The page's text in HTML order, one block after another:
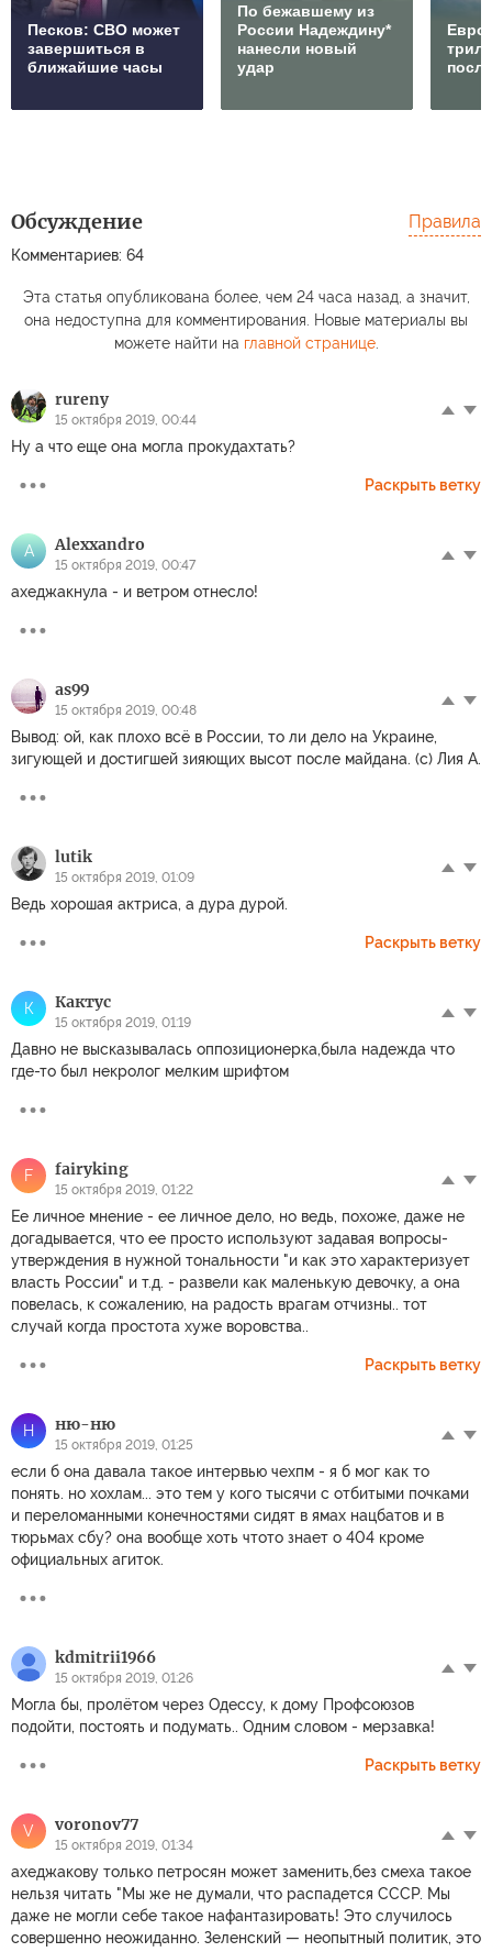
Песков: СВО может
завершиться в
ближайшие часы
По бежавшему из
России Надеждину*
нанесли новый
удар
Обсуждение
Комментариев: 64
Правила
Эта статья опубликована более, чем 24 часа назад, а значит,
она недоступна для комментирования. Новые материалы вы
можете найти на главной странице.
rureny
15 октября 2019, 00:44
Ну а что еще она могла прокудахтать?
Раскрыть ветку
A Alexxandro
15 октября 2019, 00:47
ахеджакнула - и ветром отнесло!
as99
15 октября 2019, 00:48
Вывод: ой, как плохо всё в России, то ли дело на Украине,
зигующей и достигшей зияющих высот после майдана. (с) Лия А.
lutik
15 октября 2019, 01:09
Ведь хорошая актриса, а дура дурой.
Раскрыть ветку
К Кактус
15 октября 2019, 01:19
Давно не высказывалась оппозиционерка,была надежда что
где-то был некролог мелким шрифтом
F fairyking
15 октября 2019, 01:22
Ее личное мнение - ее личное дело, но ведь, похоже, даже не
догадывается, что ее просто используют задавая вопросы-
утверждения в нужной тональности "и как это характеризует
власть России" и т.д. - развели как маленькую девочку, а она
повелась, к сожалению, на радость врагам отчизны.. тот
случай когда простота хуже воровства..
Раскрыть ветку
Н ню-ню
15 октября 2019, 01:25
если б она давала такое интервью чехпм - я б мог как то
понять. но хохлам... это тем у кого тысячи с отбитыми почками
и переломанными конечностями сидят в ямах нацбатов и в
тюрьмах сбу? она вообще хоть чтото знает о 404 кроме
официальных агиток.
kdmitrii1966
15 октября 2019, 01:26
Могла бы, пролётом через Одессу, к дому Профсоюзов
подойти, постоять и подумать.. Одним словом - мерзавка!
Раскрыть ветку
V voronov77
15 октября 2019, 01:34
ахеджакову только петросян может заменить,без смеха такое
нельзя читать "Мы же не думали, что распадется СССР. Мы
даже не могли себе такое нафантазировать! Это случилось
совершенно неожиданно. Зеленский — неопытный политик, это